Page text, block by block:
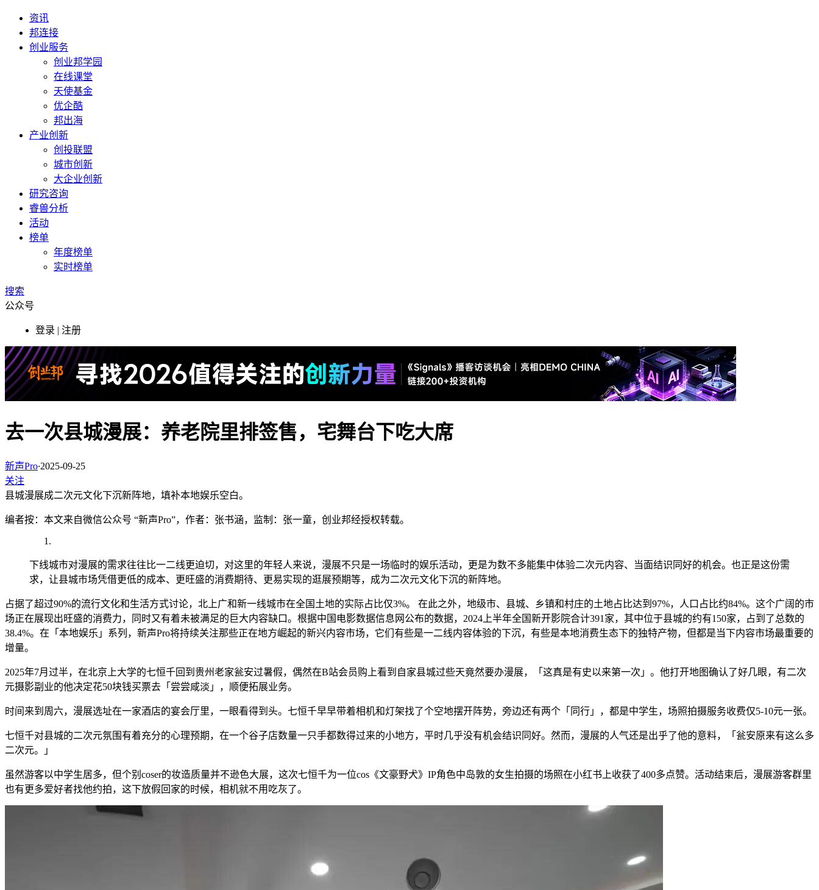
资讯
邦连接
创业服务
创业邦学园
在线课堂
天使基金
优企酷
邦出海
产业创新
创投联盟
城市创新
大企业创新
研究咨询
睿兽分析
活动
榜单
年度榜单
实时榜单
搜索
公众号
登录 | 注册
去一次县城漫展：养老院里排签售，宅舞台下吃大席
新声Pro·2025-09-25
关注
县城漫展成二次元文化下沉新阵地，填补本地娱乐空白。
编者按：本文来自微信公众号 “新声Pro”，作者：张书涵，监制：张一童，创业邦经授权转载。
下线城市对漫展的需求往往比一二线更迫切，对这里的年轻人来说，漫展不只是一场临时的娱乐活动，更是为数不多能集中体验二次元内容、当面结识同好的机会。也正是这份需
求，让县城市场凭借更低的成本、更旺盛的消费期待、更易实现的逛展预期等，成为二次元文化下沉的新阵地。
占据了超过90%的流行文化和生活方式讨论，北上广和新一线城市在全国土地的实际占比仅3%。 在此之外，地级市、县城、乡镇和村庄的土地占比达到97%，人口占比约84%。这个广阔的市
场正在展现出旺盛的消费力，同时又有着未被满足的巨大内容缺口。根据中国电影数据信息网公布的数据，2024上半年全国新开影院合计391家，其中位于县城的约有150家，占到了总数的
38.4%。在「本地娱乐」系列，新声Pro将持续关注那些正在地方崛起的新兴内容市场，它们有些是一二线内容体验的下沉，有些是本地消费生态下的独特产物，但都是当下内容市场最重要的
增量。
2025年7月过半，在北京上大学的七恒千回到贵州老家瓮安过暑假，偶然在B站会员购上看到自家县城过些天竟然要办漫展，「这真是有史以来第一次」。他打开地图确认了好几眼，有二次
元摄影副业的他决定花50块钱买票去「尝尝咸淡」，顺便拓展业务。
时间来到周六，漫展选址在一家酒店的宴会厅里，一眼看得到头。七恒千早早带着相机和灯架找了个空地摆开阵势，旁边还有两个「同行」，都是中学生，场照拍摄服务收费仅5-10元一张。
七恒千对县城的二次元氛围有着充分的心理预期，在一个谷子店数量一只手都数得过来的小地方，平时几乎没有机会结识同好。然而，漫展的人气还是出乎了他的意料，「瓮安原来有这么多
二次元。」
虽然游客以中学生居多，但个别coser的妆造质量并不逊色大展，这次七恒千为一位cos《文豪野犬》IP角色中岛敦的女生拍摄的场照在小红书上收获了400多点赞。活动结束后，漫展游客群里
也有更多爱好者找他约拍，这下放假回家的时候，相机就不用吃灰了。